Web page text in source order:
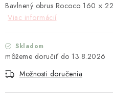
ZNAČKY
Ako nakupovať
Podmienky ochrany osobných
Návod na údržbu nábytku
Bavlnený obrus Rococo 160 ×
Viac informácií
Skladom
13.8.2026
Možnosti doručenia